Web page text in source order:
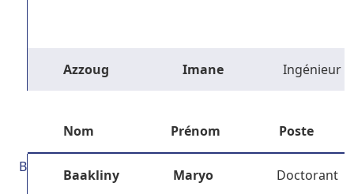
Azzoug Imane Ingénieur
Nom Prénom Poste
B Baakliny Maryo Doctorant